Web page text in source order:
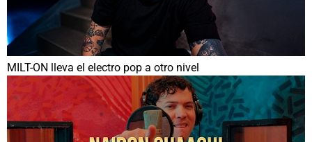
MILT-ON lleva el electro pop a otro nivel